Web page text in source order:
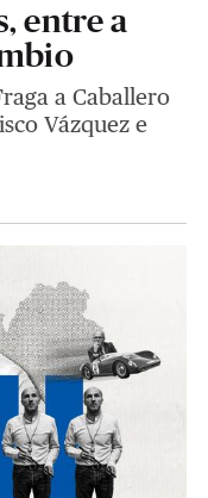
entre a
a Caballero
Vázquez e